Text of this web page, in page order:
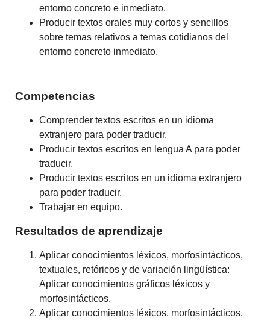
entorno concreto e inmediato.
Producir textos orales muy cortos y sencillos
sobre temas relativos a temas cotidianos del
entorno concreto inmediato.
Competencias
Comprender textos escritos en un idioma
extranjero para poder traducir.
Producir textos escritos en lengua A para poder
traducir.
Producir textos escritos en un idioma extranjero
para poder traducir.
Trabajar en equipo.
Resultados de aprendizaje
Aplicar conocimientos léxicos, morfosintácticos,
textuales, retóricos y de variación lingüística:
Aplicar conocimientos gráficos léxicos y
morfosintácticos.
Aplicar conocimientos léxicos, morfosintácticos,